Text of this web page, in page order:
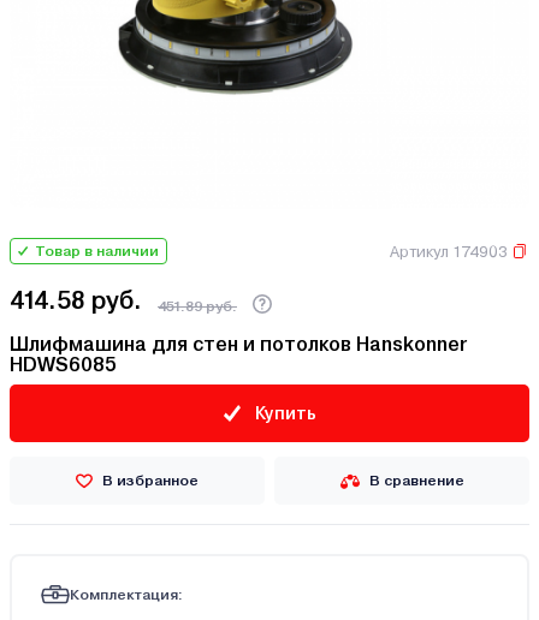
Товар в наличии Артикул 174903
414.58 руб. 451.89 руб.
Шлифмашина для стен и потолков Hanskonner
HDWS6085
Купить
В избранное В сравнение
Комплектация: